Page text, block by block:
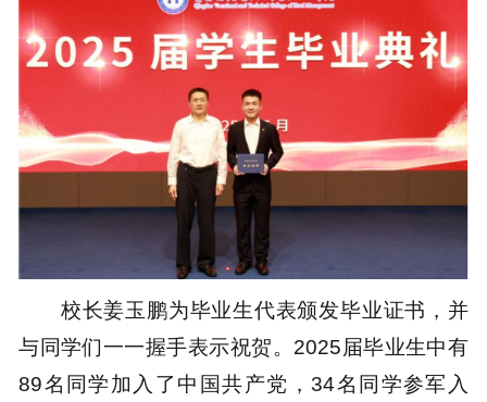
校长姜玉鹏为毕业生代表颁发毕业证书，并
与同学们一一握手表示祝贺。2025届毕业生中有
89名同学加入了中国共产党，34名同学参军入